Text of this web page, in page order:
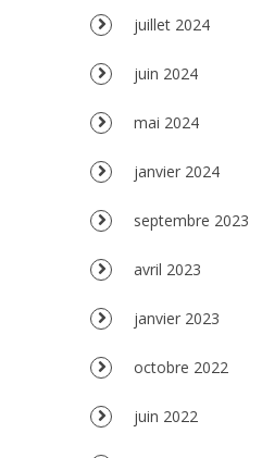
juillet 2024
juin 2024
mai 2024
janvier 2024
septembre 2023
avril 2023
janvier 2023
octobre 2022
juin 2022